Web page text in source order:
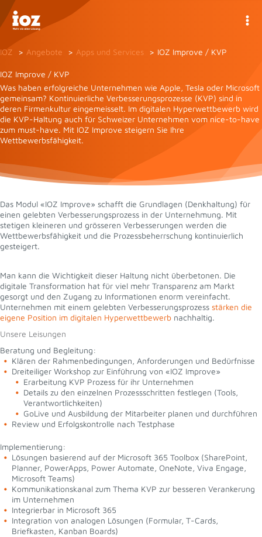
Zum
Inhalt
springen
IOZ Angebote Apps und Services IOZ Improve / KVP
IOZ Improve / KVP
Was haben erfolgreiche Unternehmen wie Apple, Tesla oder Microsoft
gemeinsam? Kontinuierliche Verbesserungsprozesse (KVP) sind in
deren Firmenkultur eingemeisselt. Im digitalen Hyperwettbewerb wird
die KVP-Haltung auch für Schweizer Unternehmen vom nice-to-have
zum must-have. Mit IOZ Improve steigern Sie Ihre
Wettbewerbsfähigkeit.
Das Modul «IOZ Improve» schafft die Grundlagen (Denkhaltung) für
einen gelebten Verbesserungsprozess in der Unternehmung. Mit
stetigen kleineren und grösseren Verbesserungen werden die
Wettbewerbsfähigkeit und die Prozessbeherrschung kontinuierlich
gesteigert.
Man kann die Wichtigkeit dieser Haltung nicht überbetonen. Die
digitale Transformation hat für viel mehr Transparenz am Markt
gesorgt und den Zugang zu Informationen enorm vereinfacht.
Unternehmen mit einem gelebten Verbesserungsprozess stärken die
eigene Position im digitalen Hyperwettbewerb nachhaltig.
Unsere Leisungen
Beratung und Begleitung:
Klären der Rahmenbedingungen, Anforderungen und Bedürfnisse
Dreiteiliger Workshop zur Einführung von «IOZ Improve»
Erarbeitung KVP Prozess für ihr Unternehmen
Details zu den einzelnen Prozessschritten festlegen (Tools,
Verantwortlichkeiten)
GoLive und Ausbildung der Mitarbeiter planen und durchführen
Review und Erfolgskontrolle nach Testphase
Implementierung:
Lösungen basierend auf der Microsoft 365 Toolbox (SharePoint,
Planner, PowerApps, Power Automate, OneNote, Viva Engage,
Microsoft Teams)
Kommunikationskanal zum Thema KVP zur besseren Verankerung
im Unternehmen
Integrierbar in Microsoft 365
Integration von analogen Lösungen (Formular, T-Cards,
Briefkasten, Kanban Boards)